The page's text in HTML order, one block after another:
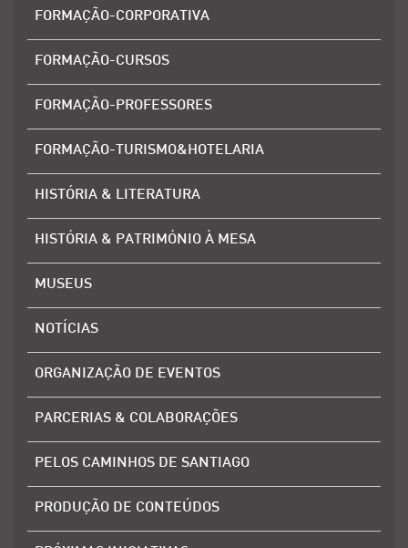
FORMAÇÃO-CORPORATIVA
FORMAÇÃO-CURSOS
FORMAÇÃO-PROFESSORES
FORMAÇÃO-TURISMO&HOTELARIA
HISTÓRIA & LITERATURA
HISTÓRIA & PATRIMÓNIO À MESA
MUSEUS
NOTÍCIAS
ORGANIZAÇÃO DE EVENTOS
PARCERIAS & COLABORAÇÕES
PELOS CAMINHOS DE SANTIAGO
PRODUÇÃO DE CONTEÚDOS